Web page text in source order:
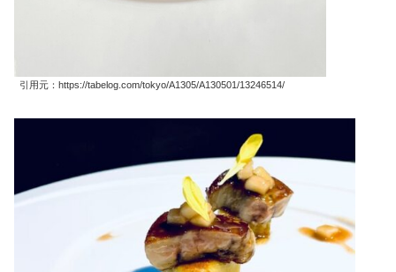
引用元：https://tabelog.com/tokyo/A1305/A130501/13246514/